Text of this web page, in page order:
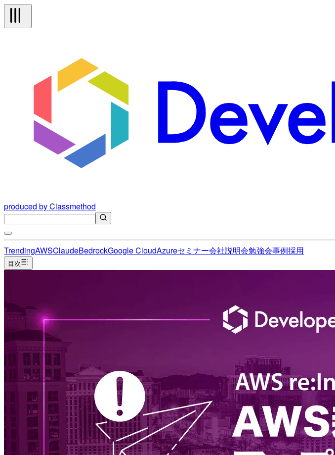
produced by Classmethod
TrendingAWSClaudeBedrockGoogle CloudAzureセミナー会社説明会勉強会事例採用
目次